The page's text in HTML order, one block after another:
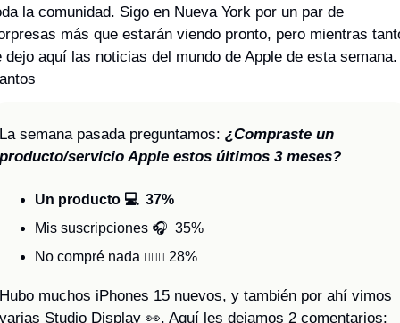
la comunidad. Sigo en Nueva York por un par de
más que estarán viendo pronto, pero mientras
dejo aquí las noticias del mundo de Apple de esta
La semana pasada preguntamos: ¿Compraste un
producto/servicio Apple estos últimos 3 meses?
Un producto 💻  37%
Mis suscripciones 🎧  35%
No compré nada 🤷🏻‍♂️ 28%
Hubo muchos iPhones 15 nuevos, y también por ahí vimos
varias Studio Display 👀. Aquí les dejamos 2 comentarios: